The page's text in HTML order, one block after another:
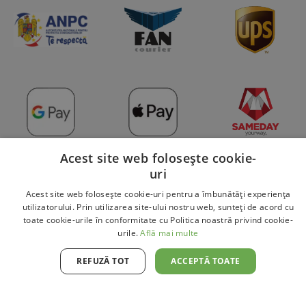
Copyright 2026 © DaviBikes.ro
Acest site web folosește cookie-
uri
Acest site web folosește cookie-uri pentru a îmbunătăți experiența
utilizatorului. Prin utilizarea site-ului nostru web, sunteți de acord cu
toate cookie-urile în conformitate cu Politica noastră privind cookie-
urile.Află mai multe
ACCEPTĂ TOATE
REFUZĂ TOT